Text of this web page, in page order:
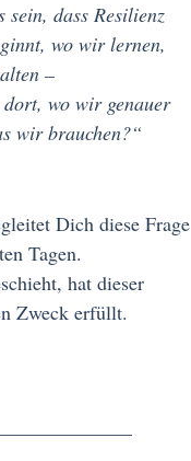
dass Resilienz
wo wir lernen,
–
wo wir genauer
wir brauchen?“
Dich diese Frage
Tagen.
hat dieser
Zweck erfüllt.